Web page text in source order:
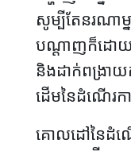
សូម្បីតែនរណាម្
បណ្តាញក៏ដោយ
និងដាក់ពង្រាយ
ដើមនៃដំណើរ
គោលដៅនៃដំណើ